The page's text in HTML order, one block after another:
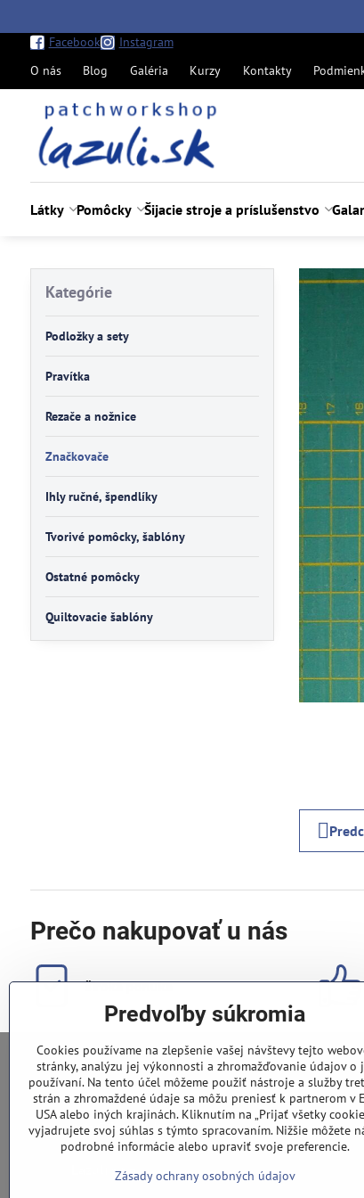
Facebook
Instagram
O nás
Blog Galéria Kurzy Kontakty
Látky Pomôcky Šijacie stroje a príslušenstvo
Kategórie
Podložky a sety
Pravítka
Rezače a nožnice
Značkovače
Ihly ručné, špendlíky
Tvorivé pomôcky, šablóny
Ostatné pomôcky
Quiltovacie šablóny
Prečo nakupovať u nás
široká ponuka
0948 028 796
info​@lazuli​.sk
Lazuli s​.r​.o​.
Predvoľby súkromia
Cookies používame na zlepšenie vašej návštevy tejto
stránky, analýzu jej výkonnosti a zhromažďovanie údajov o
používaní. Na tento účel môžeme použiť nástroje a služby
strán a zhromaždené údaje sa môžu preniesť k partnerom v
USA alebo iných krajinách. Kliknutím na „Prijať všetky
vyjadrujete svoj súhlas s týmto spracovaním. Nižšie môžete
podrobné informácie alebo upraviť svoje preferencie.
Zásady ochrany osobných údajov